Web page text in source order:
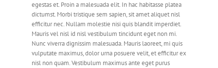
egestas et. Proin a malesuada elit. In hac habitasse platea
dictumst. Morbi tristique sem sapien, sit amet aliquet nisl
efficitur nec. Nullam molestie nisi quis blandit imperdiet.
Mauris vel nisl id nisl vestibulum tincidunt eget non mi.
Nunc viverra dignissim malesuada. Mauris laoreet, mi quis
vulputate maximus, dolor urna posuere velit, et efficitur ex
nisl non quam. Vestibulum maximus ante eget purus